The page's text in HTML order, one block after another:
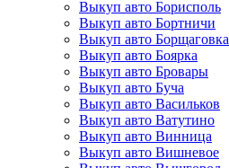
Выкуп авто Борисполь
Выкуп авто Бортничи
Выкуп авто Борщаговка
Выкуп авто Боярка
Выкуп авто Бровары
Выкуп авто Буча
Выкуп авто Васильков
Выкуп авто Ватутино
Выкуп авто Винница
Выкуп авто Вишневое